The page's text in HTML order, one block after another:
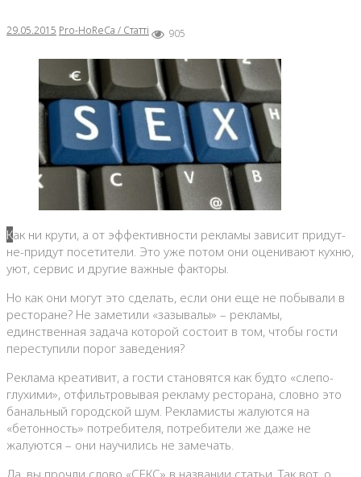
29.05.2015 Pro-HoReCa / Статті 905
Как ни крути, а от эффективности рекламы зависит придут-
не-придут посетители. Это уже потом они оценивают кухню,
уют, сервис и другие важные факторы.
Но как они могут это сделать, если они еще не побывали в
ресторане? Не заметили «зазывалы» – рекламы,
единственная задача которой состоит в том, чтобы гости
переступили порог заведения?
Реклама креативит, а гости становятся как будто «слепо-
глухими», отфильтровывая рекламу ресторана, словно это
банальный городской шум. Рекламисты жалуются на
«бетонность» потребителя, потребители же даже не
жалуются – они научились не замечать.